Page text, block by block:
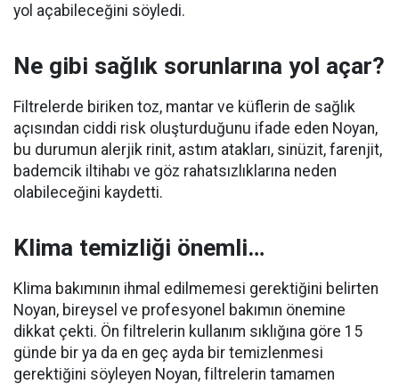
yol açabileceğini söyledi.
Ne gibi sağlık sorunlarına yol açar?
Filtrelerde biriken toz, mantar ve küflerin de sağlık
açısından ciddi risk oluşturduğunu ifade eden Noyan,
bu durumun alerjik rinit, astım atakları, sinüzit, farenjit,
bademcik iltihabı ve göz rahatsızlıklarına neden
olabileceğini kaydetti.
Klima temizliği önemli…
Klima bakımının ihmal edilmemesi gerektiğini belirten
Noyan, bireysel ve profesyonel bakımın önemine
dikkat çekti. Ön filtrelerin kullanım sıklığına göre 15
günde bir ya da en geç ayda bir temizlenmesi
gerektiğini söyleyen Noyan, filtrelerin tamamen